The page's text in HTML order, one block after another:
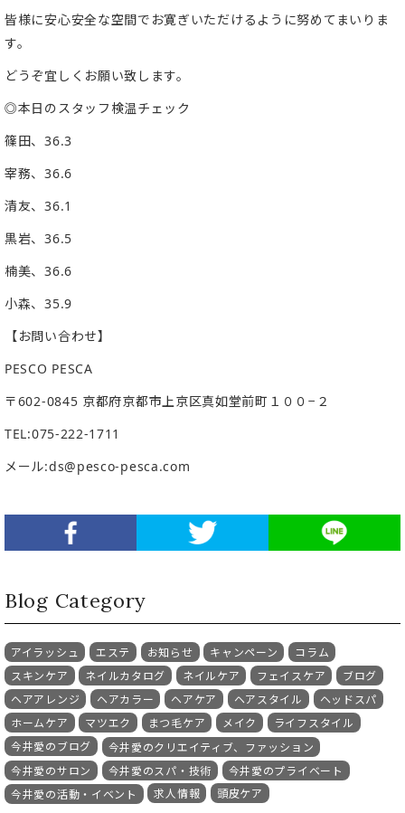
皆様に安心安全な空間でお寛ぎいただけるように努めてまいりま
す。
どうぞ宜しくお願い致します。
◎本日のスタッフ検温チェック
篠田、36.3
宰務、36.6
清友、36.1
黒岩、36.5
楠美、36.6
小森、35.9
【お問い合わせ】
PESCO PESCA
〒602-0845 京都府京都市上京区真如堂前町１００ − ２
TEL:075-222-1711
メール:ds@pesco-pesca.com
Blog Category
アイラッシュ エステ お知らせ キャンペーン
コラム
スキンケア
ネイルカタログ ネイルケア フェイスケア
ブログ
ヘアアレンジ
ヘアカラー ヘアケア ヘアスタイル
ヘッドスパ
ホームケア
マツエク まつ毛ケア メイク
ライフスタイル
今井愛のブログ
今井愛のクリエイティブ、ファッション
今井愛のサロン
今井愛のスパ・技術
今井愛のプライベート
今井愛の活動・イベント
求人情報 頭皮ケア